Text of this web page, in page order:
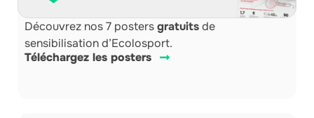
Découvrez nos 7 postersgratuitsde
sensibilisation d’Ecolosport.
Téléchargez les posters